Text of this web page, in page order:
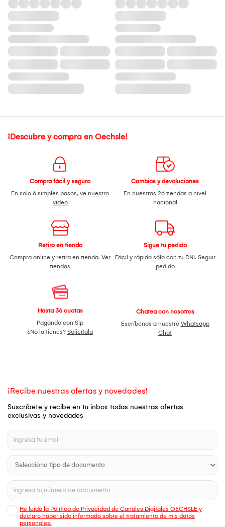
¡Descubre y compra en Oechsle!
Compra fácil y seguro
En solo 6 simples pasos, ve nuestro
video
Cambios y devoluciones
En nuestras 26 tiendas a nivel
nacional
Retiro en tienda
Compra online y retira en tienda. Ver
tiendas
Sigue tu pedido
Fácil y rápido sólo con tu DNI. Seguir
pedido
Hasta 36 cuotas
Pagando con Sip
¿No la tienes? Solicítala
Chatea con nosotros
Escríbenos a nuestro Whatsapp
Chat
¡Recibe nuestras ofertas y novedades!
Suscríbete y recibe en tu inbox todas nuestras ofertas
exclusivas y novedades
He leído la Política de Privacidad de Canales Digitales OECHSLE y
declaro haber sido informado sobre el tratamiento de mis datos
personales.